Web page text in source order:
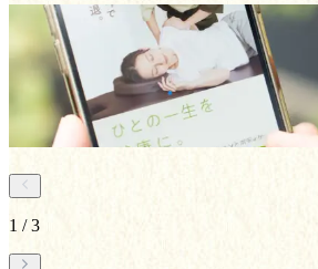
ご予約
電話・Webでのご予約はもちろん、ご
ご来店ください！
1 /3